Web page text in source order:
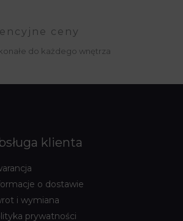
ceny
do każdego wnętrza
klienta
o dostawie
i wymiana
prywatności